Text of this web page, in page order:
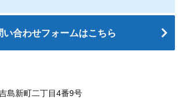
い合わせフォームはこちら
島新町二丁目4番9号